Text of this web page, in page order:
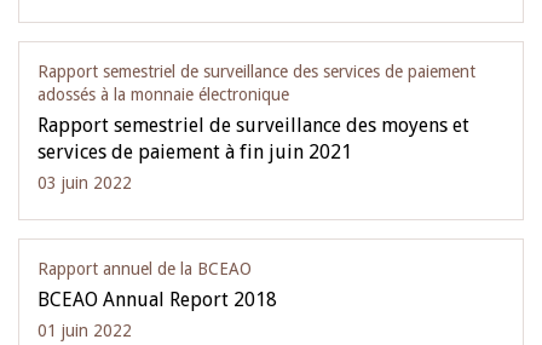
Rapport semestriel de surveillance des services de paiement
adossés à la monnaie électronique
Rapport semestriel de surveillance des moyens et
services de paiement à fin juin 2021
03 juin 2022
Rapport annuel de la BCEAO
BCEAO Annual Report 2018
01 juin 2022